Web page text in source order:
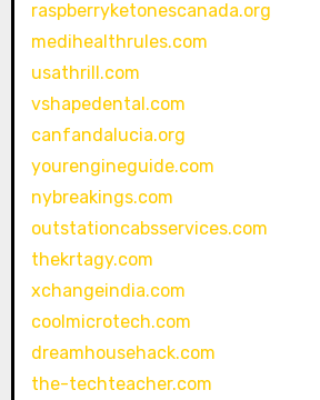
raspberryketonescanada.org
medihealthrules.com
usathrill.com
vshapedental.com
canfandalucia.org
yourengineguide.com
nybreakings.com
outstationcabsservices.com
thekrtagy.com
xchangeindia.com
coolmicrotech.com
dreamhousehack.com
the-techteacher.com